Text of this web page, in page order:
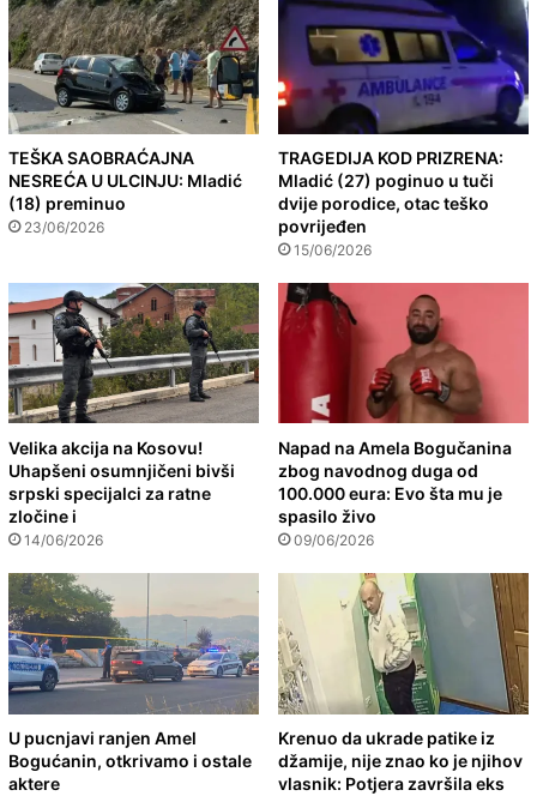
TEŠKA SAOBRAĆAJNA
NESREĆA U ULCINJU: Mladić
(18) preminuo
23/06/2026
TRAGEDIJA KOD PRIZRENA:
Mladić (27) poginuo u tuči
dvije porodice, otac teško
povrijeđen
15/06/2026
Velika akcija na Kosovu!
Uhapšeni osumnjičeni bivši
srpski specijalci za ratne
zločine i
14/06/2026
Napad na Amela Bogučanina
zbog navodnog duga od
100.000 eura: Evo šta mu je
spasilo živo
09/06/2026
U pucnjavi ranjen Amel
Bogućanin, otkrivamo i ostale
aktere
Krenuo da ukrade patike iz
džamije, nije znao ko je njihov
vlasnik: Potjera završila eks